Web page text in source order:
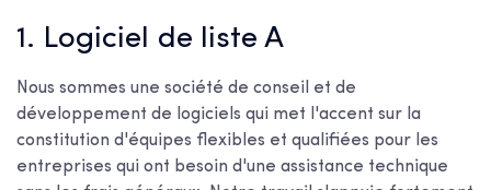
1. Logiciel de liste A
Nous sommes une société de conseil et de
développement de logiciels qui met l'accent sur la
constitution d'équipes flexibles et qualifiées pour les
entreprises qui ont besoin d'une assistance technique